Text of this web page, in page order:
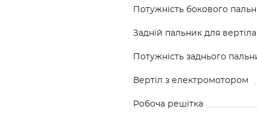
Потужність бокового
Заднiй пальник для вертіла
Потужність заднього
Вертiл з електромотором
Робоча решітка